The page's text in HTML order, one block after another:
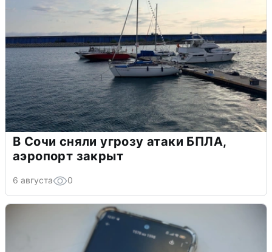
В Сочи сняли угрозу атаки БПЛА,
аэропорт закрыт
6 августа 0